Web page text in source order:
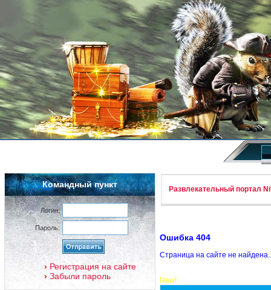
Командный пункт
Логин:
Пароль:
Регистрация на сайте
Забыли пароль
Развлекательный портал
Ошибка 404
Страница на сайте не
New!